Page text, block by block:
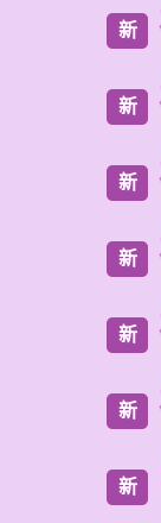
新
新
新
新
新
新
新